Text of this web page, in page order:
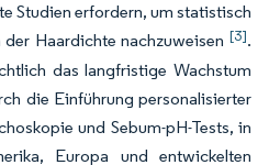
Studien erfordern, um statistisch
Haardichte nachzuweisen [3].
das langfristige Wachstum
die Einführung personalisierter
und Sebum-pH-Tests, in
Europa und entwickelten